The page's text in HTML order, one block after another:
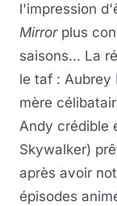
l'impression
Mirrorplus
saisons... La
le taf : Aubrey
mère
Andy crédible
Skywalker)
après avoir
épisodes